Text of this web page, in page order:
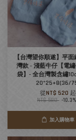
【台灣望你順遂】平
灣款 - 淺藍牛仔【電
袋】- 全台灣製含繡
20*25+8(36/
從NT$ 520 起
NT$ 580 -10.3%
加入購物車